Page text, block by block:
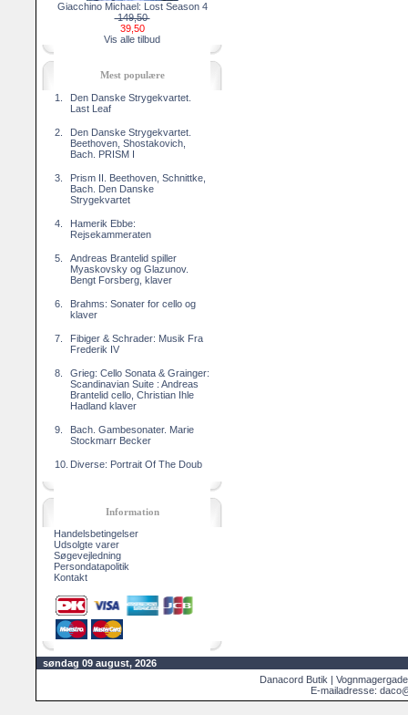
Giacchino Michael: Lost Season 4
149,50
39,50
Vis alle tilbud
Mest populære
1.
Den Danske Strygekvartet.
Last Leaf
2.
Den Danske Strygekvartet.
Beethoven, Shostakovich,
Bach. PRISM I
3.
Prism II. Beethoven, Schnittke,
Bach. Den Danske
Strygekvartet
4.
Hamerik Ebbe:
Rejsekammeraten
5.
Andreas Brantelid spiller
Myaskovsky og Glazunov.
Bengt Forsberg, klaver
6.
Brahms: Sonater for cello og
klaver
7.
Fibiger & Schrader: Musik Fra
Frederik IV
8.
Grieg: Cello Sonata & Grainger:
Scandinavian Suite : Andreas
Brantelid cello, Christian Ihle
Hadland klaver
9.
Bach. Gambesonater. Marie
Stockmarr Becker
10. Diverse: Portrait Of The Doub
Information
Handelsbetingelser
Udsolgte varer
Søgevejledning
Persondatapolitik
Kontakt
søndag 09 august, 2026
Danacord Butik |
E-mailadresse: